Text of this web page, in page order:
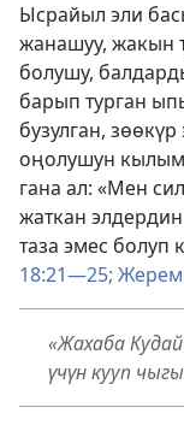
Ысрайыл эли
жанашуу, жакын
болушу,
барып турган
бузулган,
оңолушун
гана ал: «Мен
жаткан
таза эмес
18:21—25;
«Жахаба
үчүн кууп